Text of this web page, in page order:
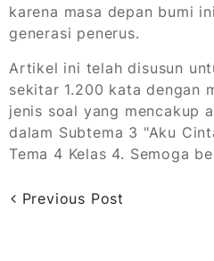
karena masa depan bumi
generasi penerus.
Artikel ini telah disusun
sekitar 1.200 kata dengan
jenis soal yang mencakup
dalam Subtema 3 "Aku
Tema 4 Kelas 4. Semoga
Previous Post